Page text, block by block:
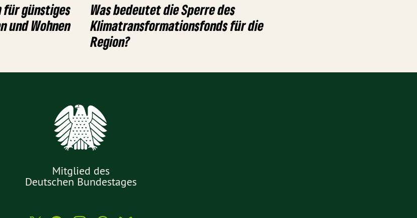
für günstiges
und Wohnen
Was bedeutet die Sperre des
Klimatransformationsfonds für die
Region?
Mitglied des
Deutschen Bundestages